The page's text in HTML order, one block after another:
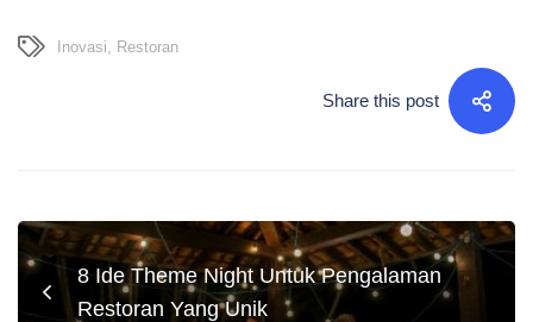
Inovasi, Restoran
Share this post
8 Ide Theme Night Untuk Pengalaman
Restoran Yang Unik